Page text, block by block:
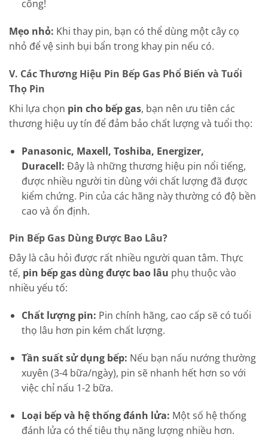
công!
Mẹo nhỏ: Khi thay pin, bạn có thể dùng một cây cọ
nhỏ để vệ sinh bụi bẩn trong khay pin nếu có.
V. Các Thương Hiệu Pin Bếp Gas Phổ Biến và Tuổi
Thọ Pin
Khi lựa chọn pin cho bếp gas, bạn nên ưu tiên các
thương hiệu uy tín để đảm bảo chất lượng và tuổi thọ:
Panasonic, Maxell, Toshiba, Energizer,
Duracell: Đây là những thương hiệu pin nổi tiếng,
được nhiều người tin dùng với chất lượng đã được
kiểm chứng. Pin của các hãng này thường có độ bền
cao và ổn định.
Pin Bếp Gas Dùng Được Bao Lâu?
Đây là câu hỏi được rất nhiều người quan tâm. Thực
tế, pin bếp gas dùng được bao lâu phụ thuộc vào
nhiều yếu tố:
Chất lượng pin: Pin chính hãng, cao cấp sẽ có tuổi
thọ lâu hơn pin kém chất lượng.
Tần suất sử dụng bếp: Nếu bạn nấu nướng thường
xuyên (3-4 bữa/ngày), pin sẽ nhanh hết hơn so với
việc chỉ nấu 1-2 bữa.
Loại bếp và hệ thống đánh lửa: Một số hệ thống
đánh lửa có thể tiêu thụ năng lượng nhiều hơn.